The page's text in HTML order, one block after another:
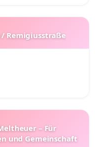
Remigiusstraße
– Für
und Gemeinschaft